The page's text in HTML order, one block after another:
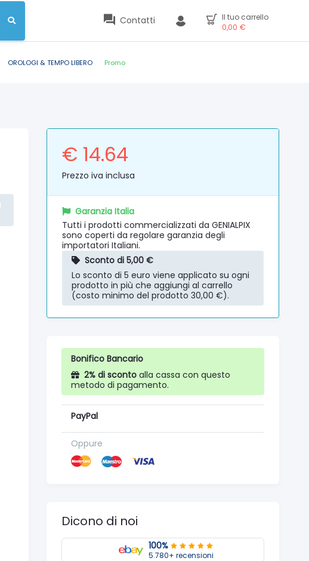
Contatti
Il tuo carrello
0,00 €
OROLOGI & TEMPO LIBERO Promo
€ 14.64
Prezzo iva inclusa
Garanzia Italia
Tutti i prodotti commercializzati da GENIALPIX
sono coperti da regolare garanzia degli
importatori Italiani.
Sconto di 5,00 €
Lo sconto di 5 euro viene applicato su ogni
prodotto in più che aggiungi al carrello
(costo minimo del prodotto 30,00 €).
Bonifico Bancario
2% di sconto alla cassa con questo
metodo di pagamento.
PayPal
Oppure
Dicono di noi
100%
5.780+ recensioni